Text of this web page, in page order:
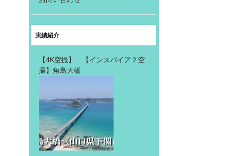
実績紹介
【4K空撮】 【インスパイア２空
撮】角島大橋